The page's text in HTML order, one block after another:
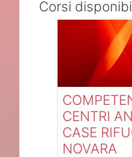
Corsi
CENTRI
CASE
NOVARA